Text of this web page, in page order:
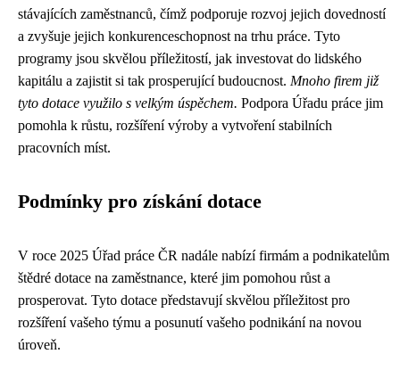
stávajících zaměstnanců, čímž podporuje rozvoj jejich dovedností
a zvyšuje jejich konkurenceschopnost na trhu práce. Tyto
programy jsou skvělou příležitostí, jak investovat do lidského
kapitálu a zajistit si tak prosperující budoucnost. Mnoho firem již
tyto dotace využilo s velkým úspěchem. Podpora Úřadu práce jim
pomohla k růstu, rozšíření výroby a vytvoření stabilních
pracovních míst.
Podmínky pro získání dotace
V roce 2025 Úřad práce ČR nadále nabízí firmám a podnikatelům
štědré dotace na zaměstnance, které jim pomohou růst a
prosperovat. Tyto dotace představují skvělou příležitost pro
rozšíření vašeho týmu a posunutí vašeho podnikání na novou
úroveň.